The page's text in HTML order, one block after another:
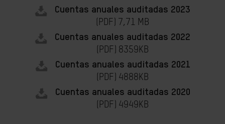
Cuentas anuales auditadas 2023
(PDF) 7,71 MB
Cuentas anuales auditadas 2022
(PDF) 8359KB
Cuentas anuales auditadas 2021
(PDF) 4888KB
Cuentas anuales auditadas 2020
(PDF) 4949KB